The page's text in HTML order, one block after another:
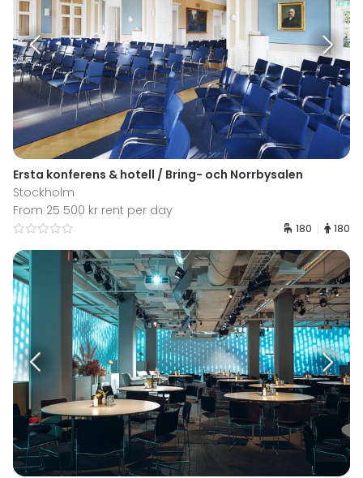
Ersta konferens & hotell / Bring- och Norrbysalen
Stockholm
From 25 500 kr rent per day
180 180